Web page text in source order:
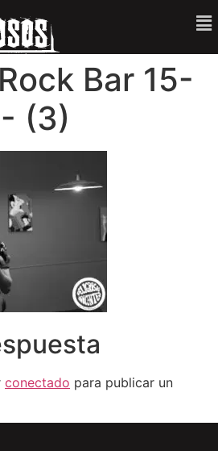
Bar 15-
(3)
conectado para publicar un